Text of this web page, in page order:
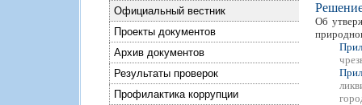
Официальный вестник
Проекты документов
Архив документов
Результаты проверок
Профилактика коррупции
Об